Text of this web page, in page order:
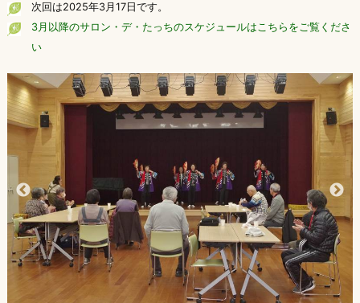
次回は2025年3月17日です。
3月以降のサロン・デ・たっちのスケジュールはこちらをご覧くださ
い